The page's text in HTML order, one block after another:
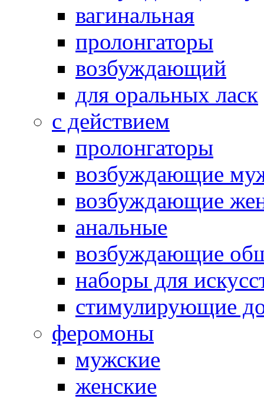
вагинальная
пролонгаторы
возбуждающий
для оральных ласк
с действием
пролонгаторы
возбуждающие
возбуждающие
анальные
возбуждающие
наборы для
стимулирующие
феромоны
мужские
женские